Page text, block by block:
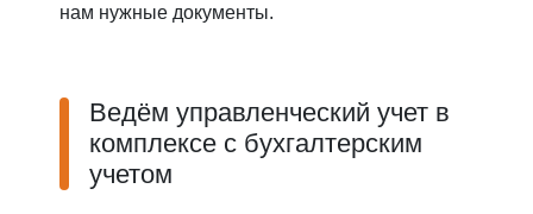
нам нужные документы.
Ведём управленческий учет в
комплексе с бухгалтерским
учетом